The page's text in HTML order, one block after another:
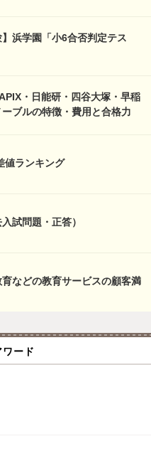
浜学園「小6合否判定テス
・日能研・四谷大塚・早稲
ブルの特徴・費用と合格力
値ランキング
試問題・正答）
育などの教育サービスの顧客満
ワード